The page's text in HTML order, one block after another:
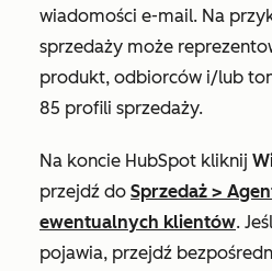
wiadomości e-mail. Na
sprzedaży może
produkt, odbiorców i/lub
85 profili sprzedaży.
Na koncie HubSpot kliknij
przejdź do Sprzedaż >
ewentualnych klientów.
pojawia, przejdź